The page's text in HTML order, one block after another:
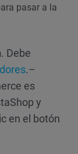
pasar a la
. Debe
.–
es
y
en el botón